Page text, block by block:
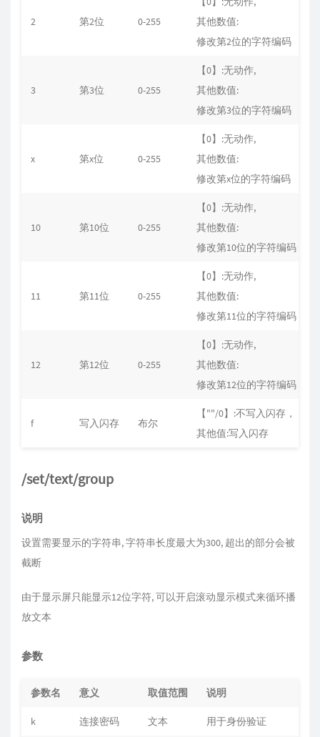
2 第2位 0-255
其他数值:
修改第2位的字符编码
3 第3位 0-255
【0】:无动作,
其他数值:
修改第3位的字符编码
x 第x位 0-255
【0】:无动作,
其他数值:
修改第x位的字符编码
10 第10位 0-255
【0】:无动作,
其他数值:
修改第10位的字符编码
11 第11位 0-255
【0】:无动作,
其他数值:
修改第11位的字符编码
12 第12位 0-255
【0】:无动作,
其他数值:
修改第12位的字符编码
f 写入闪存 布尔
【""/0】:不写入闪存，
其他值:写入闪存
/set/text/group
说明
设置需要显示的字符串, 字符串长度最大为300, 超出的部分会被
截断
由于显示屏只能显示12位字符, 可以开启滚动显示模式来循环播
放文本
参数
参数名 意义 取值范围 说明
k 连接密码 文本 用于身份验证